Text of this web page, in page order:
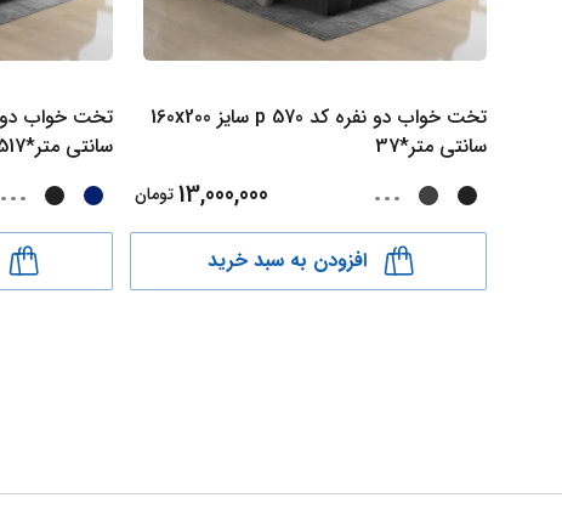
تخت خواب دو نفره کد p 570 سایز 160x200
سانتی متر*37
...
13,000,000 تومان
افزودن به سبد خرید
سانتی متر*517
...